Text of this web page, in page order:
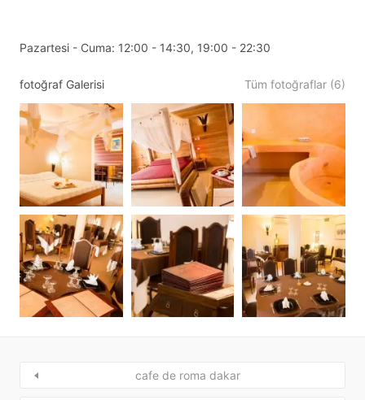
Pazartesi - Cuma: 12:00 - 14:30, 19:00 - 22:30
fotoğraf Galerisi Tüm fotoğraflar (6)
cafe de roma dakar